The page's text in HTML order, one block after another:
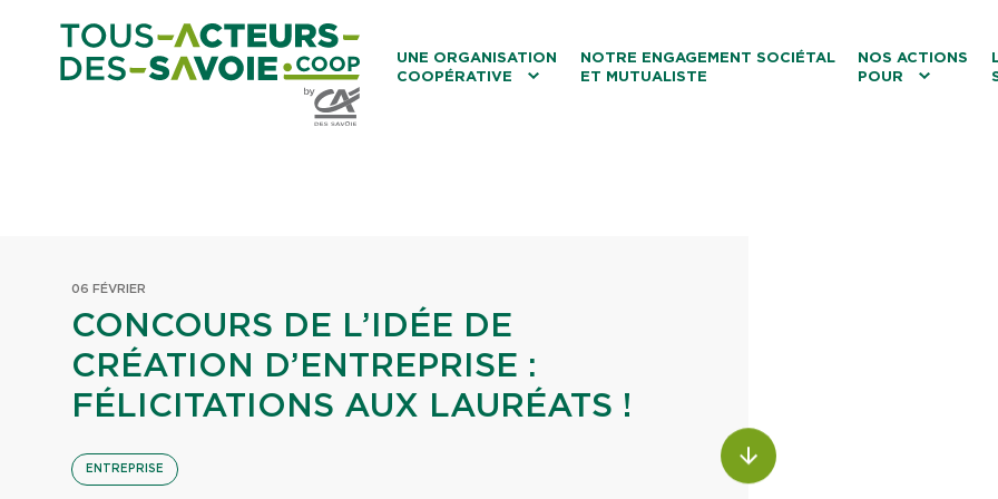
UNE ORGANISATION
COOPÉRATIVE
NOTRE ENGAGEMENT SOCIÉTAL
ET MUTUALISTE
NOS ACTIONS
POUR
06 FÉVRIER
CONCOURS DE L’IDÉE DE
CRÉATION D’ENTREPRISE :
FÉLICITATIONS AUX LAURÉATS !
ENTREPRISE